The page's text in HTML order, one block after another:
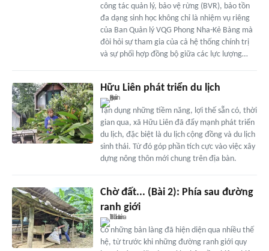
công tác quản lý, bảo vệ rừng (BVR), bảo tồn
đa dạng sinh học không chỉ là nhiệm vụ riêng
của Ban Quản lý VQG Phong Nha-Kẻ Bàng mà
đòi hỏi sự tham gia của cả hệ thống chính trị
và sự phối hợp đồng bộ giữa các lực lượng…
Hữu Liên phát triển du lịch
Tận dụng những tiềm năng, lợi thế sẵn có, thời
gian qua, xã Hữu Liên đã đẩy mạnh phát triển
du lịch, đặc biệt là du lịch cộng đồng và du lịch
sinh thái. Từ đó góp phần tích cực vào việc xây
dựng nông thôn mới chung trên địa bàn.
Chờ đất... (Bài 2): Phía sau đường
ranh giới
Có những bản làng đã hiện diện qua nhiều thế
hệ, từ trước khi những đường ranh giới quy